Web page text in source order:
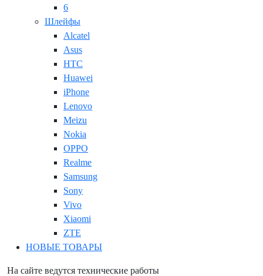
6
Шлейфы
Alcatel
Asus
HTC
Huawei
iPhone
Lenovo
Meizu
Nokia
OPPO
Realme
Samsung
Sony
Vivo
Xiaomi
ZTE
НОВЫЕ ТОВАРЫ
На сайте ведутся технические работы